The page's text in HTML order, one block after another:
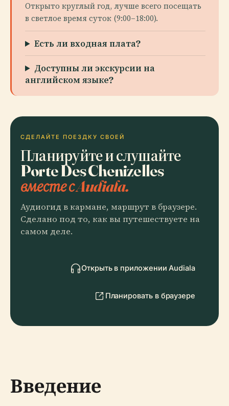
Открыто круглый год, лучше всего посещать
в светлое время суток (9:00–18:00).
Есть ли входная плата?
Доступны ли экскурсии на
английском языке?
СДЕЛАЙТЕ ПОЕЗДКУ СВОЕЙ
Планируйте и слушайте
Porte Des Chenizelles
вместе с Audiala.
Аудиогид в кармане, маршрут в браузере.
Сделано под то, как вы путешествуете на
самом деле.
Открыть в приложении Audiala
Планировать в браузере
Введение